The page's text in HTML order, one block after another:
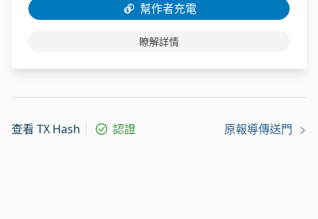
幫作者充電
瞭解詳情
查看 TX Hash 認證 原報導傳送門